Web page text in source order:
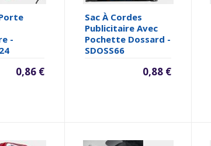
-
0,86 €
Sac À Cordes
Publicitaire Avec
Pochette Dossard -
SDOSS66
0,88 €